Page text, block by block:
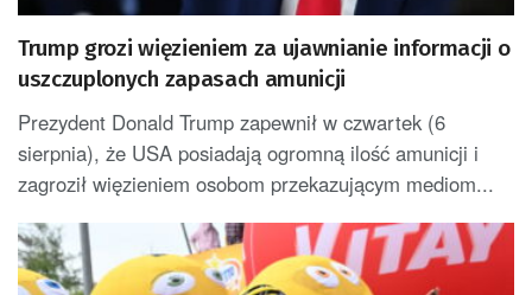
Trump grozi więzieniem za ujawnianie informacji o
uszczuplonych zapasach amunicji
Prezydent Donald Trump zapewnił w czwartek (6
sierpnia), że USA posiadają ogromną ilość amunicji i
zagroził więzieniem osobom przekazującym mediom...